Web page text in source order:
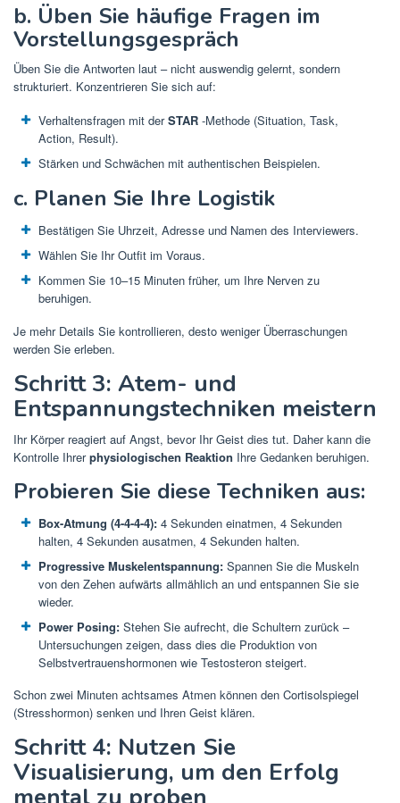
b. Üben Sie häufige Fragen im
Vorstellungsgespräch
Üben Sie die Antworten laut – nicht auswendig gelernt, sondern
strukturiert. Konzentrieren Sie sich auf:
Verhaltensfragen mit derSTAR -Methode (Situation, Task,
Action, Result).
Stärken und Schwächen mit authentischen Beispielen.
c. Planen Sie Ihre Logistik
Bestätigen Sie Uhrzeit, Adresse und Namen des Interviewers.
Wählen Sie Ihr Outfit im Voraus.
Kommen Sie 10–15 Minuten früher, um Ihre Nerven zu
beruhigen.
Je mehr Details Sie kontrollieren, desto weniger Überraschungen
werden Sie erleben.
Schritt 3: Atem- und
Entspannungstechniken meistern
Ihr Körper reagiert auf Angst, bevor Ihr Geist dies tut. Daher kann die
Kontrolle Ihrerphysiologischen Reaktion Ihre Gedanken beruhigen.
Probieren Sie diese Techniken aus:
Box-Atmung (4-4-4-4): 4 Sekunden einatmen, 4 Sekunden
halten, 4 Sekunden ausatmen, 4 Sekunden halten.
Progressive Muskelentspannung: Spannen Sie die Muskeln
von den Zehen aufwärts allmählich an und entspannen Sie sie
wieder.
Power Posing: Stehen Sie aufrecht, die Schultern zurück –
Untersuchungen zeigen, dass dies die Produktion von
Selbstvertrauenshormonen wie Testosteron steigert.
Schon zwei Minuten achtsames Atmen können den Cortisolspiegel
(Stresshormon) senken und Ihren Geist klären.
Schritt 4: Nutzen Sie
Visualisierung, um den Erfolg